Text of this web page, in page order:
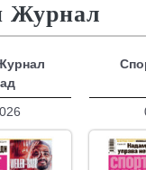
Журнал